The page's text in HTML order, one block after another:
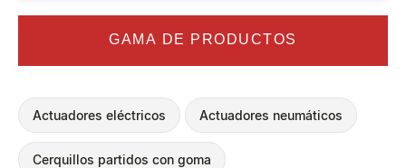
GAMA DE PRODUCTOS
Actuadores eléctricos Actuadores neumáticos
Cerquillos partidos con goma